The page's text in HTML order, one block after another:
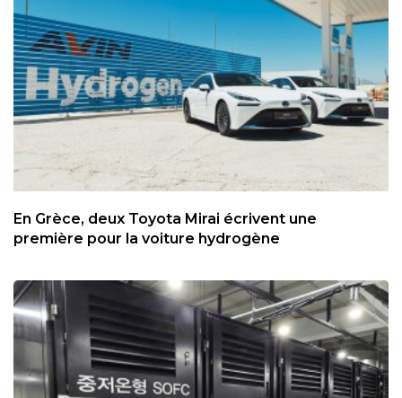
En Grèce, deux Toyota Mirai écrivent une
première pour la voiture hydrogène